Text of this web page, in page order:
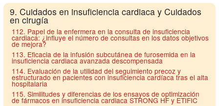
9. Cuidados en insuficiencia cardiaca y Cuidados
en cirugía
112. Papel de la enfermera en la consulta de insuficiencia
cardiaca: ¿influye el número de consultas en los datos objetivos
de mejora?
113. Eficacia de la infusión subcutánea de furosemida en la
insuficiencia cardiaca avanzada descompensada
114. Evaluación de la utilidad del seguimiento precoz y
estructurado en pacientes con insuficiencia cardíaca tras el alta
hospitalaria
115. Similitudes y diferencias de los ensayos de optimización
de fármacos en insuficiencia cardiaca STRONG HF y ETIFIC